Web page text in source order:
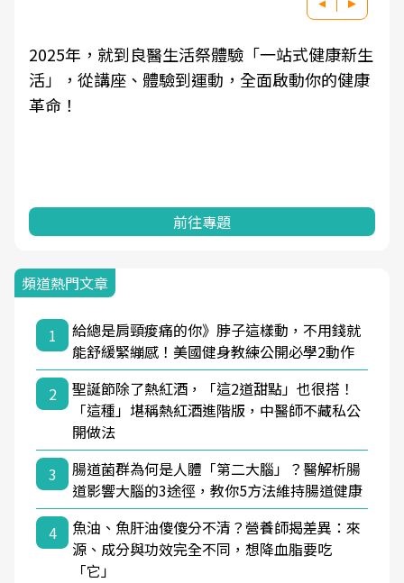
2025年，就到良醫生活祭體驗「一站式健康新生
活」，從講座、體驗到運動，全面啟動你的健康
革命！
前往專題
頻道熱門文章
1
給總是肩頸痠痛的你》脖子這樣動，不用錢就
能舒緩緊繃感！美國健身教練公開必學2動作
2
聖誕節除了熱紅酒，「這2道甜點」也很搭！
「這種」堪稱熱紅酒進階版，中醫師不藏私公
開做法
3
腸道菌群為何是人體「第二大腦」？醫解析腸
道影響大腦的3途徑，教你5方法維持腸道健康
4
魚油、魚肝油傻傻分不清？營養師揭差異：來
源、成分與功效完全不同，想降血脂要吃
「它」